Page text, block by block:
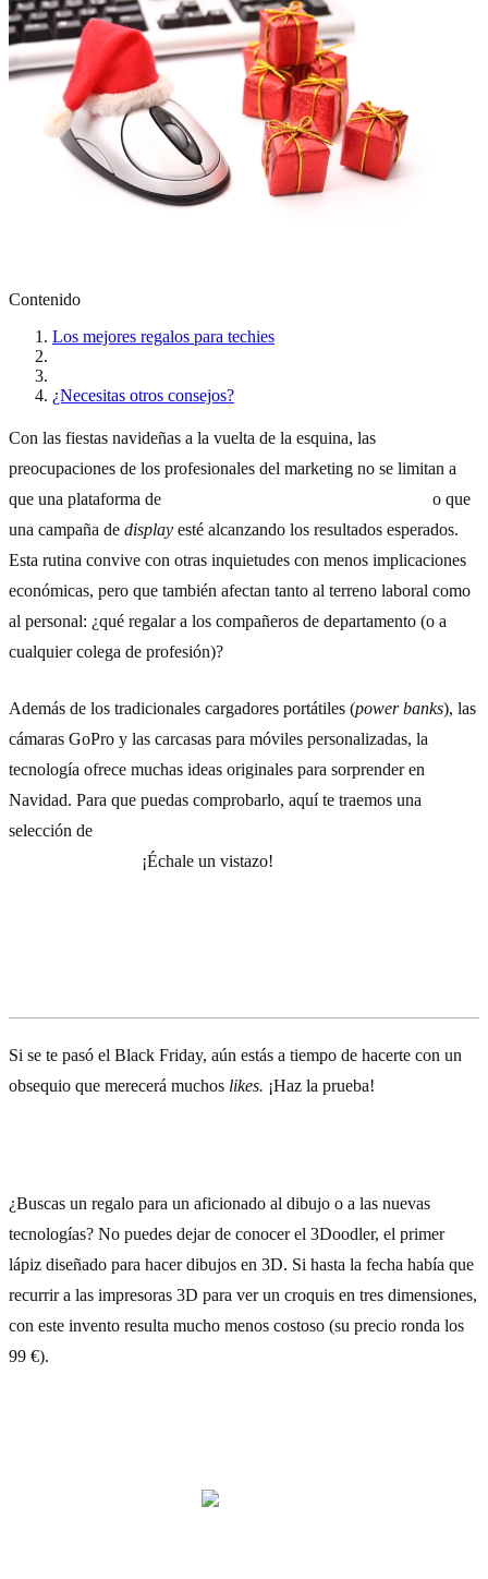
Contenido
Los mejores regalos para techies
¿Necesitas otros consejos?
Con las fiestas navideñas a la vuelta de la esquina, las
preocupaciones de los profesionales del marketing no se limitan a
que una plataforma de
o que
una campaña de display esté alcanzando los resultados esperados.
Esta rutina convive con otras inquietudes con menos implicaciones
económicas, pero que también afectan tanto al terreno laboral como
al personal: ¿qué regalar a los compañeros de departamento (o a
cualquier colega de profesión)?
Además de los tradicionales cargadores portátiles (power banks), las
cámaras GoPro y las carcasas para móviles personalizadas, la
tecnología ofrece muchas ideas originales para sorprender en
Navidad. Para que puedas comprobarlo, aquí te traemos una
selección de
¡Échale un vistazo!
Si se te pasó el Black Friday, aún estás a tiempo de hacerte con un
obsequio que merecerá muchos likes. ¡Haz la prueba!
¿Buscas un regalo para un aficionado al dibujo o a las nuevas
tecnologías? No puedes dejar de conocer el 3Doodler, el primer
lápiz diseñado para hacer dibujos en 3D. Si hasta la fecha había que
recurrir a las impresoras 3D para ver un croquis en tres dimensiones,
con este invento resulta mucho menos costoso (su precio ronda los
99 €).